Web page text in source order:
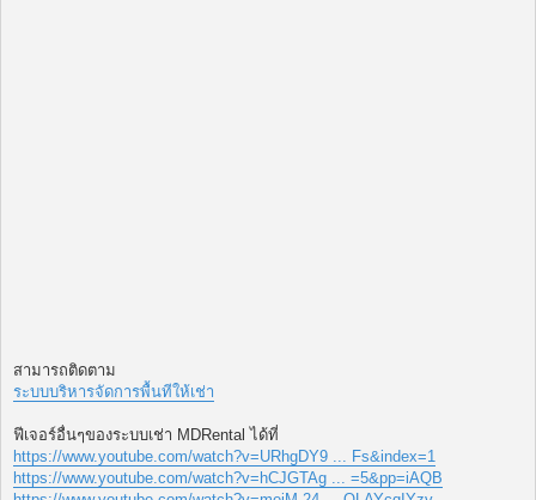
สามารถติดตาม
ระบบบริหารจัดการพื้นทีให้เช่า
ฟีเจอร์อื่นๆของระบบเช่า MDRental ได้ที่
https://www.youtube.com/watch?v=URhgDY9 ... Fs&index=1
https://www.youtube.com/watch?v=hCJGTAg ... =5&pp=iAQB